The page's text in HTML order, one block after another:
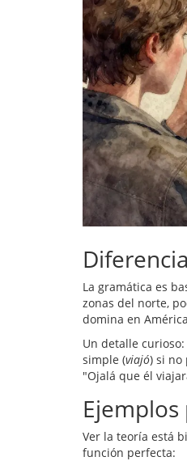
La gramática es
zonas del norte,
domina en
Un detalle
simple (viajó) si no
"Ojalá que él
Ver la teoría está
función perfecta: